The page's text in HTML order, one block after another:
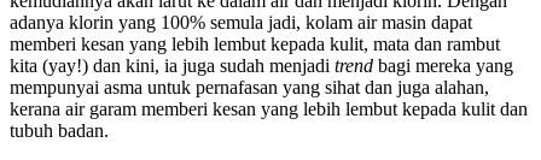
adanya klorin yang 100% semula jadi, kolam air masin dapat
memberi kesan yang lebih lembut kepada kulit, mata dan rambut
kita (yay!) dan kini, ia juga sudah menjadi trend bagi mereka yang
mempunyai asma untuk pernafasan yang sihat dan juga alahan,
kerana air garam memberi kesan yang lebih lembut kepada kulit dan
tubuh badan.